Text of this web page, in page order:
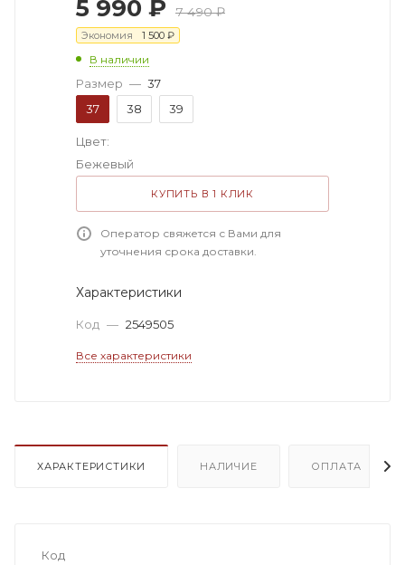
5 990 ₽ 7 490₽
Экономия 1 500 ₽
В наличии
Размер — 37
37
38 39
Цвет:
Бежевый
КУПИТЬ В 1 КЛИК
Оператор свяжется с Вами для
уточнения срока доставки.
Характеристики
Код — 2549505
Все характеристики
ХАРАКТЕРИСТИКИ НАЛИЧИЕ ОПЛАТА
Код